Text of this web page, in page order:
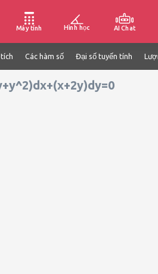
Máy tính Hình học AI Chat
Các hàm số Đại số tuyến tính